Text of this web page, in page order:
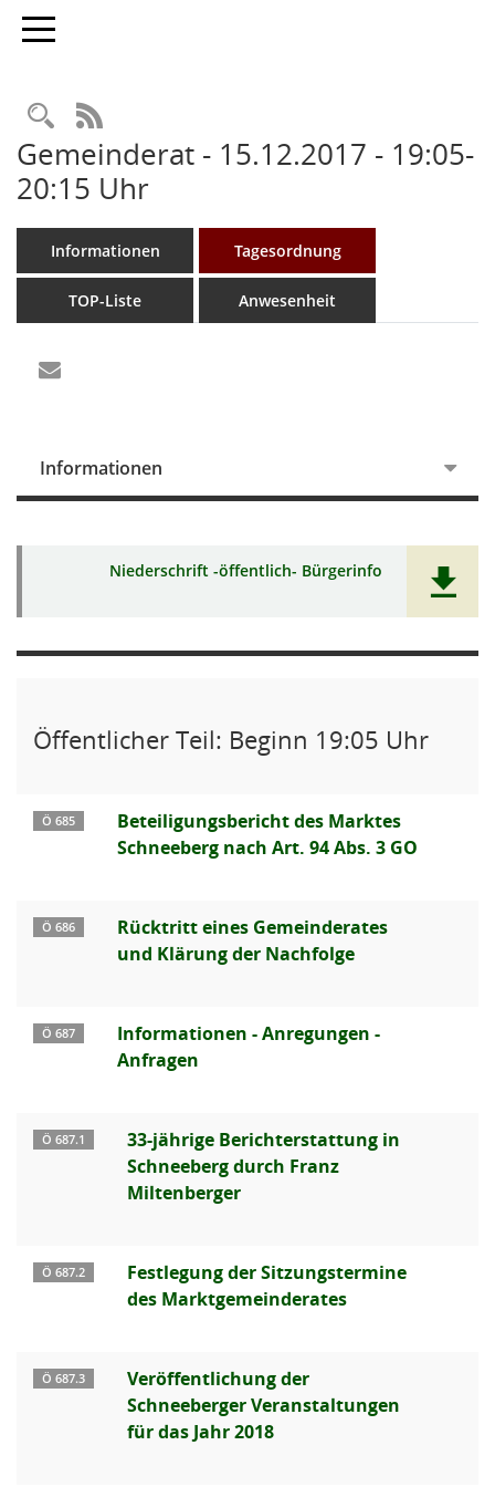
Toggle navigation
Rechercheauswahl
RSS-Feed
Gemeinderat - 15.12.2017 - 19:05-
20:15 Uhr
Informationen Tagesordnung
TOP-Liste Anwesenheit
Informationen
Niederschrift -öffentlich- Bürgerinfo
Öffentlicher Teil: Beginn 19:05 Uhr
Ö 685
Beteiligungsbericht des Marktes
Schneeberg nach Art. 94 Abs. 3 GO
Ö 686
Rücktritt eines Gemeinderates
und Klärung der Nachfolge
Ö 687
Informationen - Anregungen -
Anfragen
Ö 687.1
33-jährige Berichterstattung in
Schneeberg durch Franz
Miltenberger
Ö 687.2
Festlegung der Sitzungstermine
des Marktgemeinderates
Ö 687.3
Veröffentlichung der
Schneeberger Veranstaltungen
für das Jahr 2018